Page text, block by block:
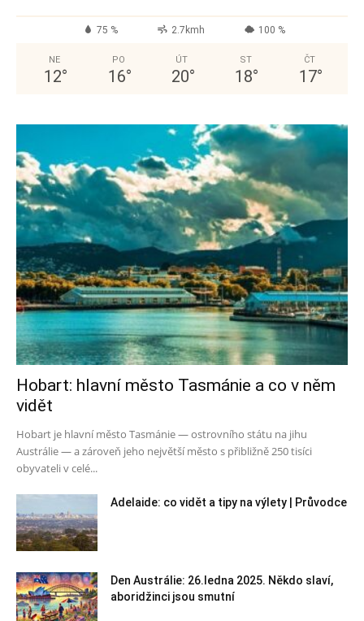
75 % 2.7kmh 100 %
NE
12°
PO
16°
ÚT
20°
ST
18°
ČT
17°
Hobart: hlavní město Tasmánie a co v něm
vidět
Hobart je hlavní město Tasmánie — ostrovního státu na jihu
Austrálie — a zároveň jeho největší město s přibližně 250 tisíci
obyvateli v celé...
Adelaide: co vidět a tipy na výlety | Průvodce
Den Austrálie: 26.ledna 2025. Někdo slaví,
aboridžinci jsou smutní